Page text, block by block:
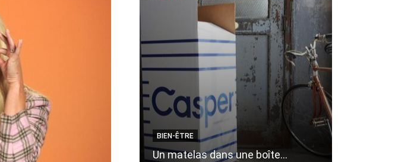
BIEN-ÊTRE
Un matelas dans une boîte…